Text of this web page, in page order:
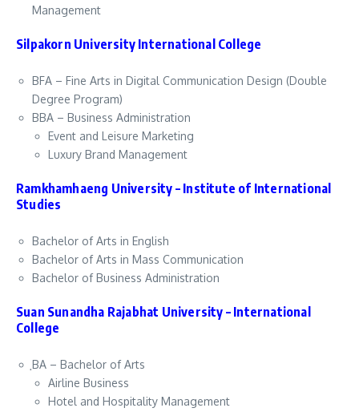
Management
Silpakorn University International College
BFA – Fine Arts in Digital Communication Design (Double
Degree Program)
BBA – Business Administration
Event and Leisure Marketing
Luxury Brand Management
Ramkhamhaeng University – Institute of International
Studies
Bachelor of Arts in English
Bachelor of Arts in Mass Communication
Bachelor of Business Administration
Suan Sunandha Rajabhat University – International
College
ฺBA – Bachelor of Arts
Airline Business
Hotel and Hospitality Management